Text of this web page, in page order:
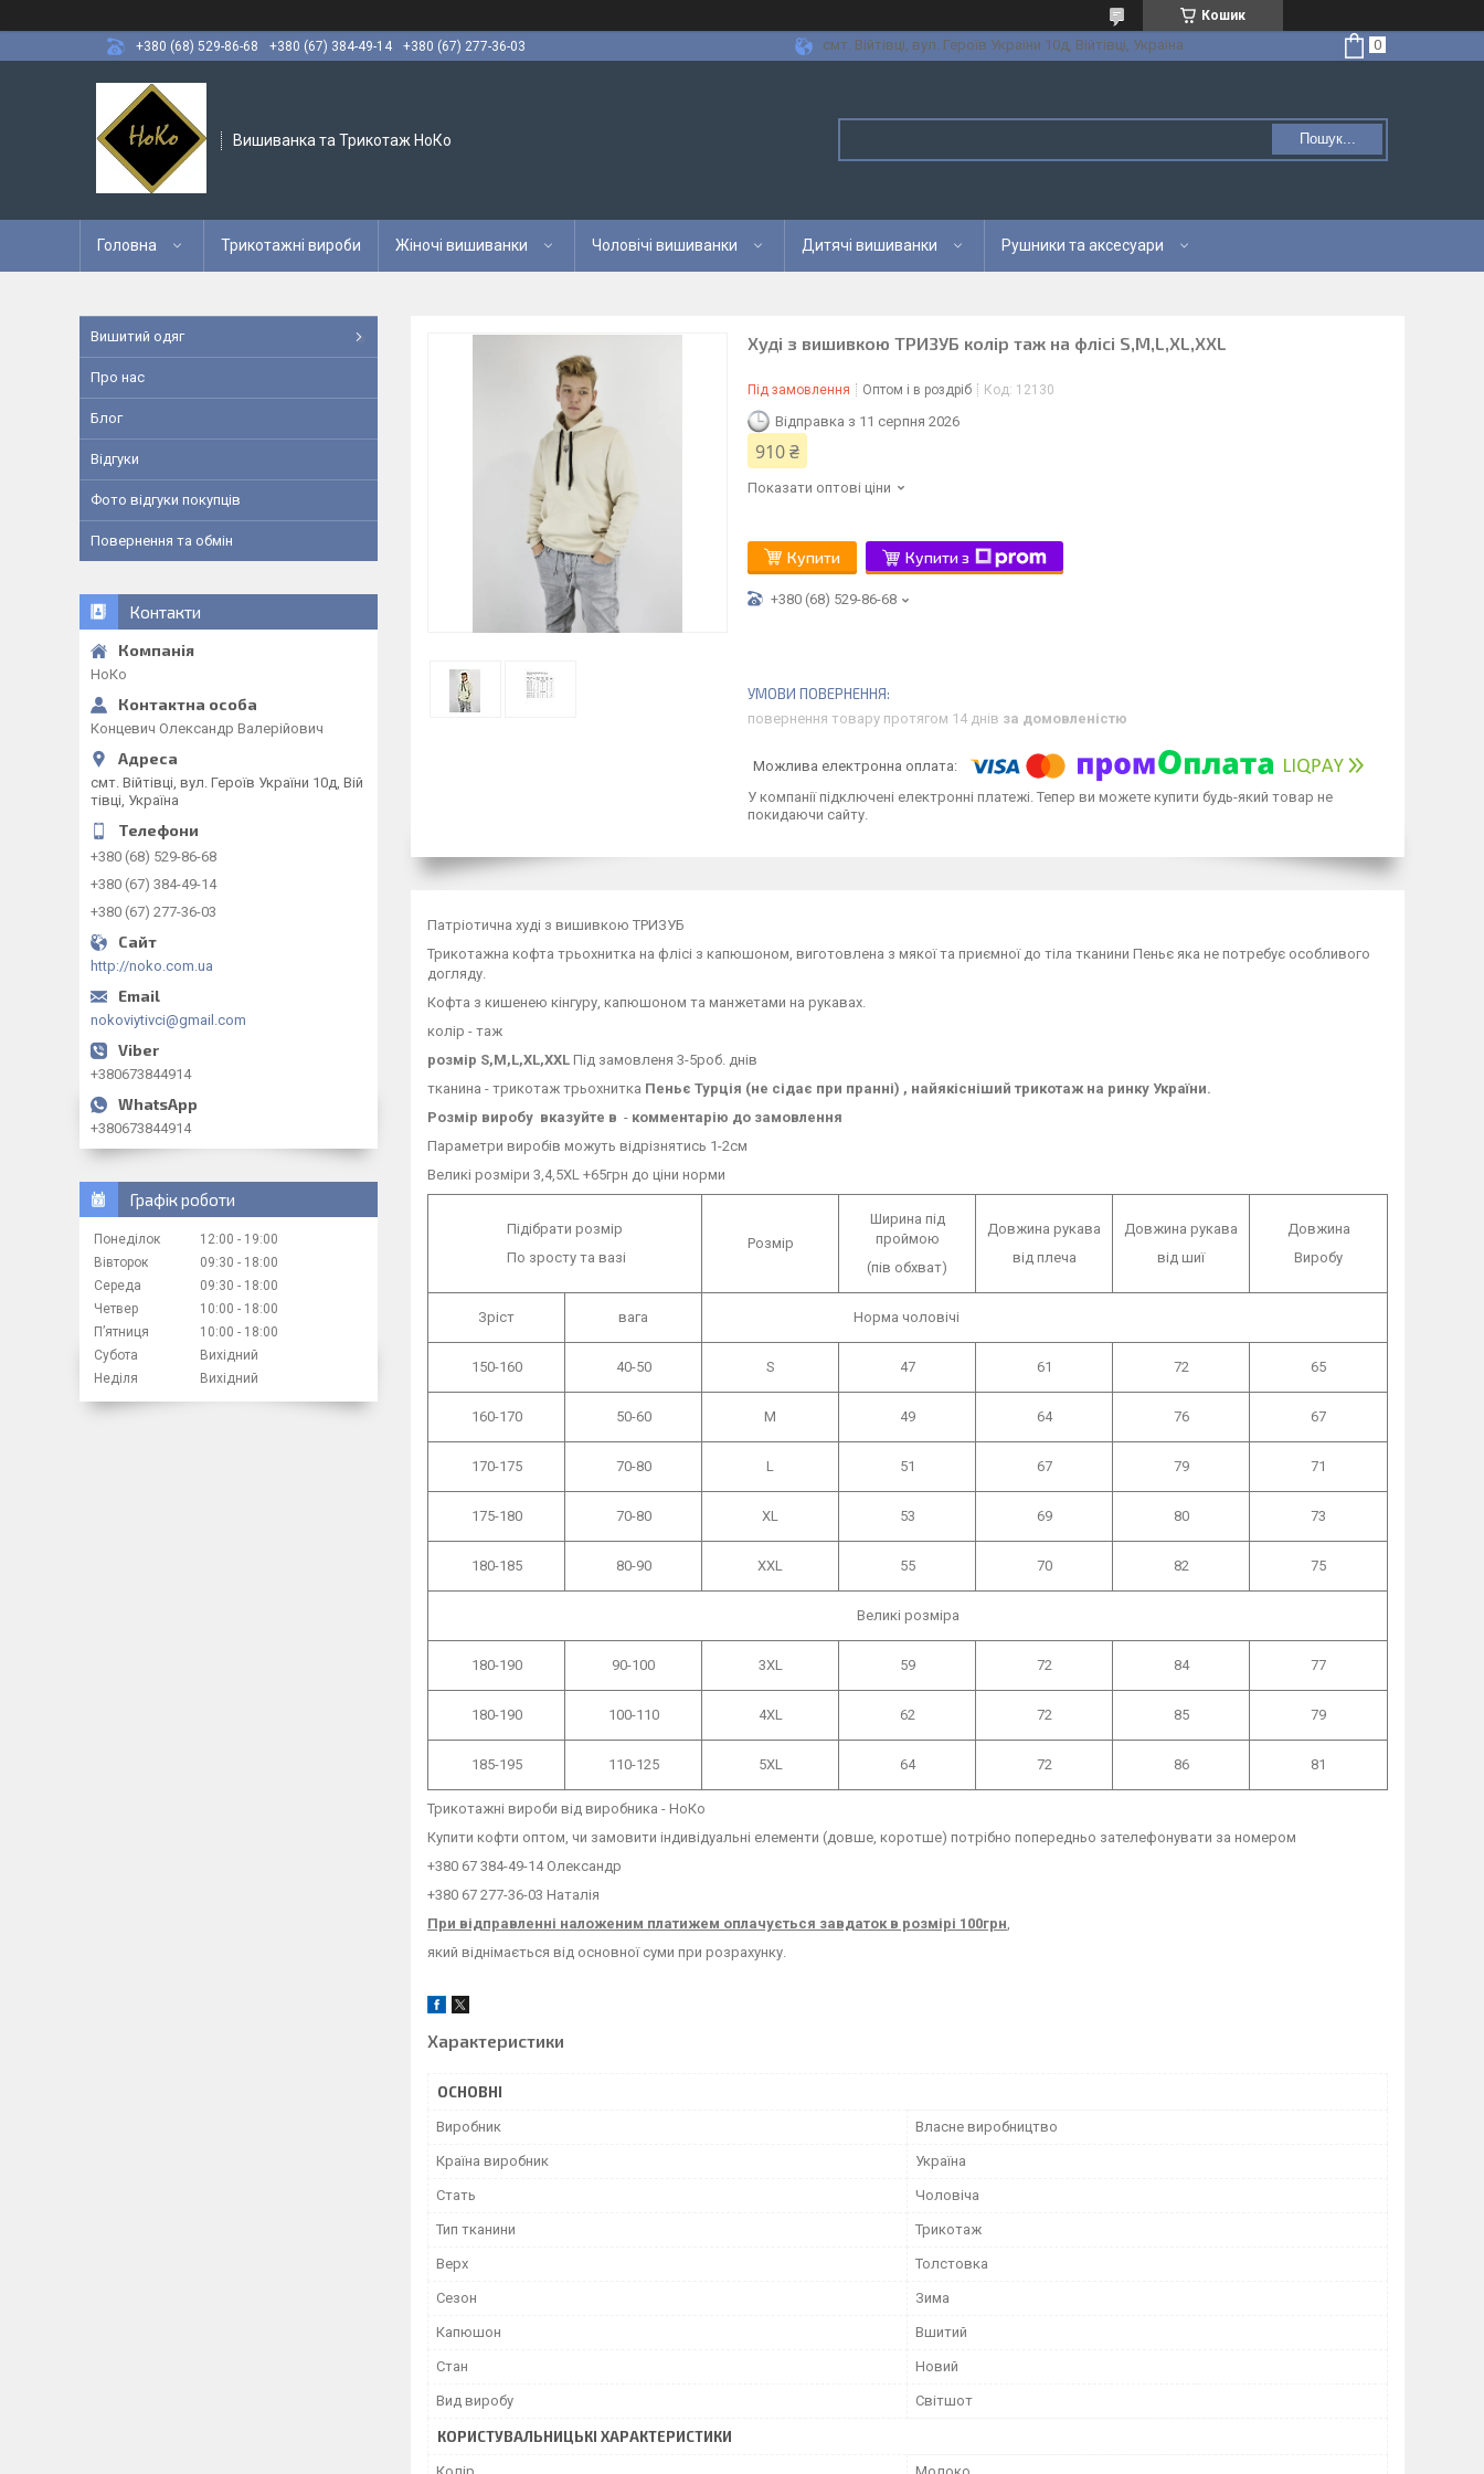
Кошик
+380 (68) 529-86-68
+380 (67) 384-49-14 +380 (67) 277-36-03 смт. Війтівці, вул. Героїв України 10д, Війтівці, Україна
Вишиванка та Трикотаж НоКо Пошук...
Головна Трикотажні вироби Жіночі вишиванки Чоловічі вишиванки Дитячі вишиванки Рушники та аксесуари
Худі з вишивкою ТРИЗУБ колір таж на флісі S,M,L,XL,XXL
Під замовлення Оптом і в роздріб Код: 12130
Відправка з 11 серпня 2026
910 ₴
Показати оптові ціни
Купити Купити з
+380 (68) 529-86-68
повернення товару протягом 14 днів за домовленістю
У компанії підключені електронні платежі. Тепер ви можете купити будь-який товар не
покидаючи сайту.
Патріотична худі з вишивкою ТРИЗУБ
Трикотажна кофта трьохнитка на флісі з капюшоном, виготовлена з мякої та приємної до тіла тканини Пеньє яка не потребує особливого
догляду.
Кофта з кишенею кінгуру, капюшоном та манжетами на рукавах.
колір - таж
розмір S,M,L,XL,XXL Під замовленя 3-5роб. днів
тканина - трикотаж трьохнитка Пеньє Турція (не сідає при пранні) , найякісніший трикотаж на ринку України.
Розмір виробу вказуйте в - комментарію до замовлення
Параметри виробів можуть відрізнятись 1-2см
Великі розміри 3,4,5XL +65грн до ціни норми
Підібрати розмір
По зросту та вазі
Розмір
Ширина під
проймою
(пів обхват)
Довжина рукава
від плеча
Довжина рукава
від шиї
Довжина
Виробу
Зріст вага Норма чоловічі
150-160 40-50 S 47 61 72 65
160-170 50-60 M 49 64 76 67
170-175 70-80 L 51 67 79 71
175-180 70-80 XL 53 69 80 73
180-185 80-90 XXL 55 70 82 75
Великі розміра
180-190 90-100 3XL 59 72 84 77
180-190 100-110 4XL 62 72 85 79
185-195 110-125 5XL 64 72 86 81
Трикотажні вироби від виробника - НоКо
Купити кофти оптом, чи замовити індивідуальні елементи (довше, коротше) потрібно попередньо зателефонувати за номером
+380 67 384-49-14 Олександр
+380 67 277-36-03 Наталія
При відправленні наложеним платижем оплачується завдаток в розмірі 100грн
який віднімається від основної суми при розрахунку.
Характеристики
ОСНОВНІ
Виробник Власне виробництво
Країна виробник Україна
Стать Чоловіча
Тип тканини Трикотаж
Верх Толстовка
Сезон Зима
Капюшон Вшитий
Стан Новий
Вид виробу Світшот
КОРИСТУВАЛЬНИЦЬКІ ХАРАКТЕРИСТИКИ
Вишитий одяг
Про нас
Блог
Відгуки
Фото відгуки покупців
Повернення та обмін
Контакти
НоКо
Концевич Олександр Валерійович
смт. Війтівці, вул. Героїв України 10д, Вій
тівці, Україна
+380 (68) 529-86-68
+380 (67) 384-49-14
+380 (67) 277-36-03
http://noko.com.ua
nokoviytivci@gmail.com
+380673844914
+380673844914
Графік роботи
Понеділок 12:00
19:00
Вівторок
09:30
18:00
Середа
09:30
18:00
Четвер
10:00
18:00
Пʼятниця
10:00
18:00
Субота
Вихідний
Неділя
Вихідний